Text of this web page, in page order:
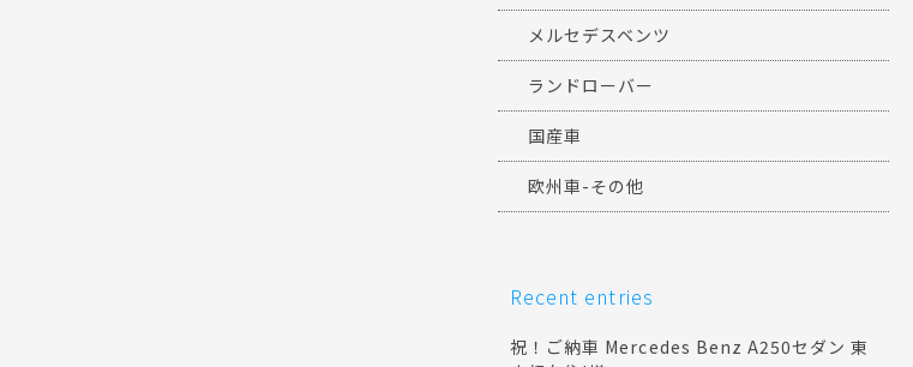
メルセデスベンツ
ランドローバー
国産車
欧州車-その他
Recent entries
祝！ご納車 Mercedes Benz A250セダン 東